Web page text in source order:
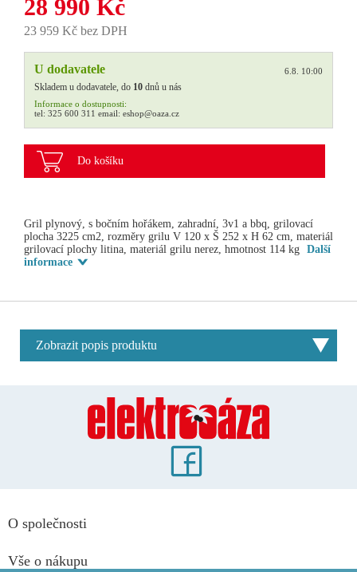
28 990 Kč
23 959 Kč bez DPH
U dodavatele 6.8. 10:00
Skladem u dodavatele, do 10 dnů u nás
Informace o dostupnosti:
tel: 325 600 311 email: eshop@oaza.cz
Do košíku
Gril plynový, s bočním hořákem, zahradní, 3v1 a bbq, grilovací
plocha 3225 cm2, rozměry grilu V 120 x Š 252 x H 62 cm, materiál
grilovací plochy litina, materiál grilu nerez, hmotnost 114 kg Další
informace
Zobrazit popis produktu
O společnosti
Vše o nákupu